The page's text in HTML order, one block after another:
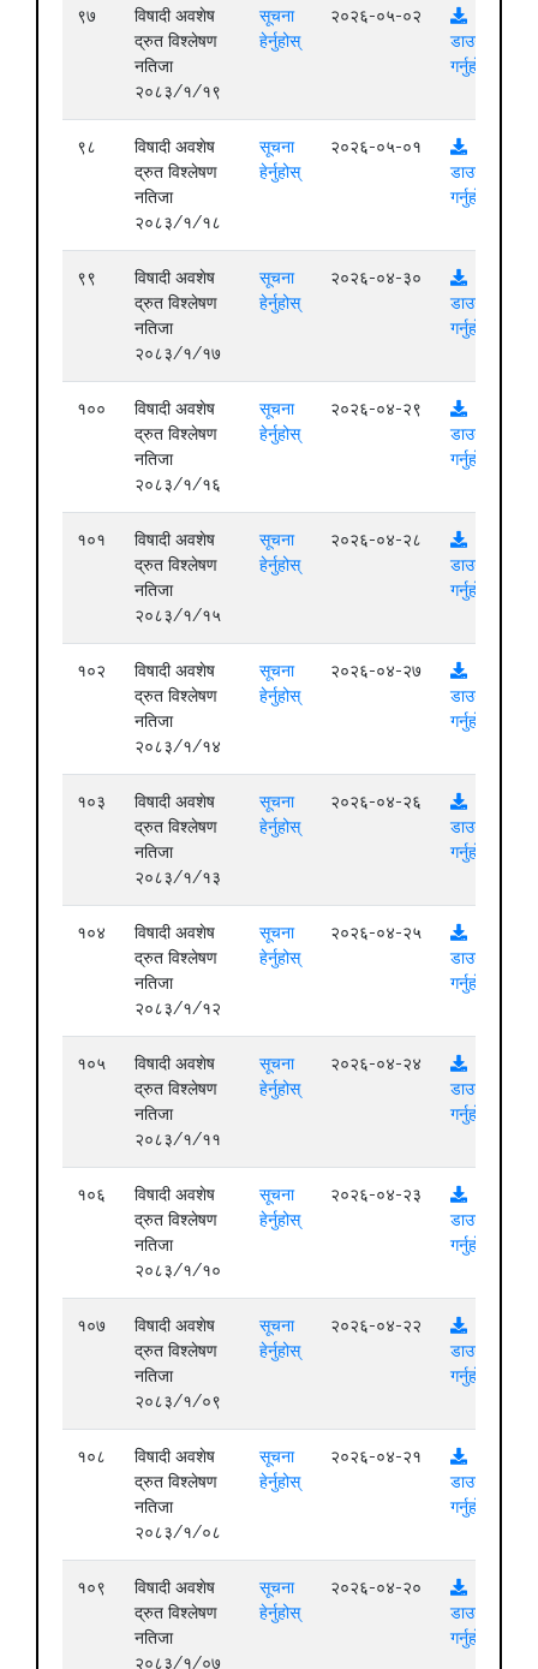
९७
विषादी अवशेष
द्रुत विश्लेषण
नतिजा
२०८३/१/१९
सूचना
हेर्नुहोस्
२०२६-०५-०२
डाउनलोड
गर्नुहोस्
९८
विषादी अवशेष
द्रुत विश्लेषण
नतिजा
२०८३/१/१८
सूचना
हेर्नुहोस्
२०२६-०५-०१
डाउनलोड
गर्नुहोस्
९९
विषादी अवशेष
द्रुत विश्लेषण
नतिजा
२०८३/१/१७
सूचना
हेर्नुहोस्
२०२६-०४-३०
डाउनलोड
गर्नुहोस्
१००
विषादी अवशेष
द्रुत विश्लेषण
नतिजा
२०८३/१/१६
सूचना
हेर्नुहोस्
२०२६-०४-२९
डाउनलोड
गर्नुहोस्
१०१
विषादी अवशेष
द्रुत विश्लेषण
नतिजा
२०८३/१/१५
सूचना
हेर्नुहोस्
२०२६-०४-२८
डाउनलोड
गर्नुहोस्
१०२
विषादी अवशेष
द्रुत विश्लेषण
नतिजा
२०८३/१/१४
सूचना
हेर्नुहोस्
२०२६-०४-२७
डाउनलोड
गर्नुहोस्
१०३
विषादी अवशेष
द्रुत विश्लेषण
नतिजा
२०८३/१/१३
सूचना
हेर्नुहोस्
२०२६-०४-२६
डाउनलोड
गर्नुहोस्
१०४
विषादी अवशेष
द्रुत विश्लेषण
नतिजा
२०८३/१/१२
सूचना
हेर्नुहोस्
२०२६-०४-२५
डाउनलोड
गर्नुहोस्
१०५
विषादी अवशेष
द्रुत विश्लेषण
नतिजा
२०८३/१/११
सूचना
हेर्नुहोस्
२०२६-०४-२४
डाउनलोड
गर्नुहोस्
१०६
विषादी अवशेष
द्रुत विश्लेषण
नतिजा
२०८३/१/१०
सूचना
हेर्नुहोस्
२०२६-०४-२३
डाउनलोड
गर्नुहोस्
१०७
विषादी अवशेष
द्रुत विश्लेषण
नतिजा
२०८३/१/०९
सूचना
हेर्नुहोस्
२०२६-०४-२२
डाउनलोड
गर्नुहोस्
१०८
विषादी अवशेष
द्रुत विश्लेषण
नतिजा
२०८३/१/०८
सूचना
हेर्नुहोस्
२०२६-०४-२१
डाउनलोड
गर्नुहोस्
१०९
विषादी अवशेष
द्रुत विश्लेषण
नतिजा
२०८३/१/०७
सूचना
हेर्नुहोस्
२०२६-०४-२०
डाउनलोड
गर्नुहोस्